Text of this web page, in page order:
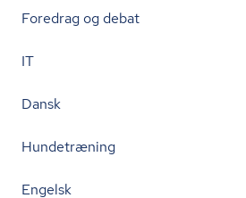
Foredrag og debat
IT
Dansk
Hundetræning
Engelsk